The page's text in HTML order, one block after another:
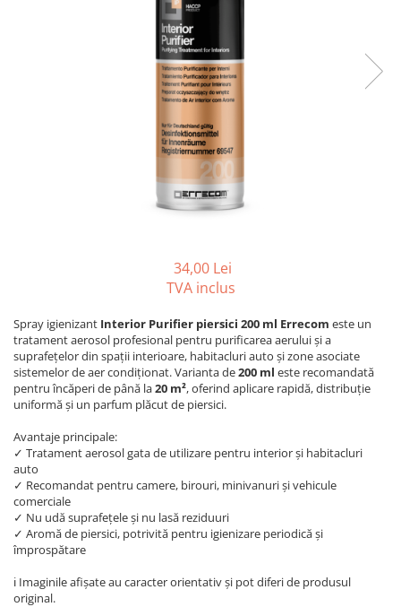
Compresoare Cubigel R134a
Compresoare Cubigel R404a
34,00 Lei
TVA inclus
Spray igienizant Interior Purifier piersici 200 ml Errecom este un
tratament aerosol profesional pentru purificarea aerului și a
suprafețelor din spații interioare, habitacluri auto și zone asociate
sistemelor de aer condiționat. Varianta de200 ml este recomandată
pentru încăperi de până la20 m², oferind aplicare rapidă, distribuție
uniformă și un parfum plăcut de piersici.
Avantaje principale:
✓ Tratament aerosol gata de utilizare pentru interior și habitacluri
auto
✓ Recomandat pentru camere, birouri, minivanuri și vehicule
comerciale
✓ Nu udă suprafețele și nu lasă reziduuri
✓ Aromă de piersici, potrivită pentru igienizare periodică și
împrospătare
ℹ️ Imaginile afișate au caracter orientativ și pot diferi de produsul
original.